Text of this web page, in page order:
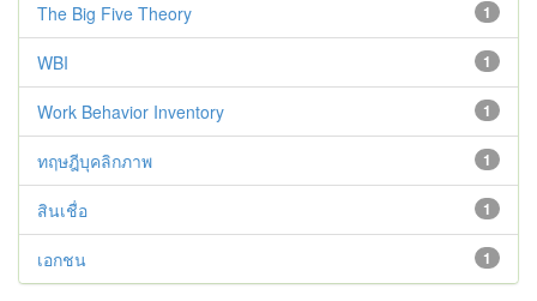
1
The Big Five Theory
1
WBI
1
Work Behavior Inventory
1
ทฤษฎีบุคลิกภาพ
1
สินเชื่อ
1
เอกชน